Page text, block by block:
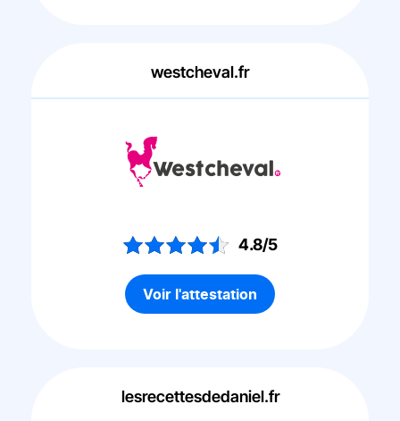
westcheval.fr
4.8/5
Voir l'attestation
lesrecettesdedaniel.fr